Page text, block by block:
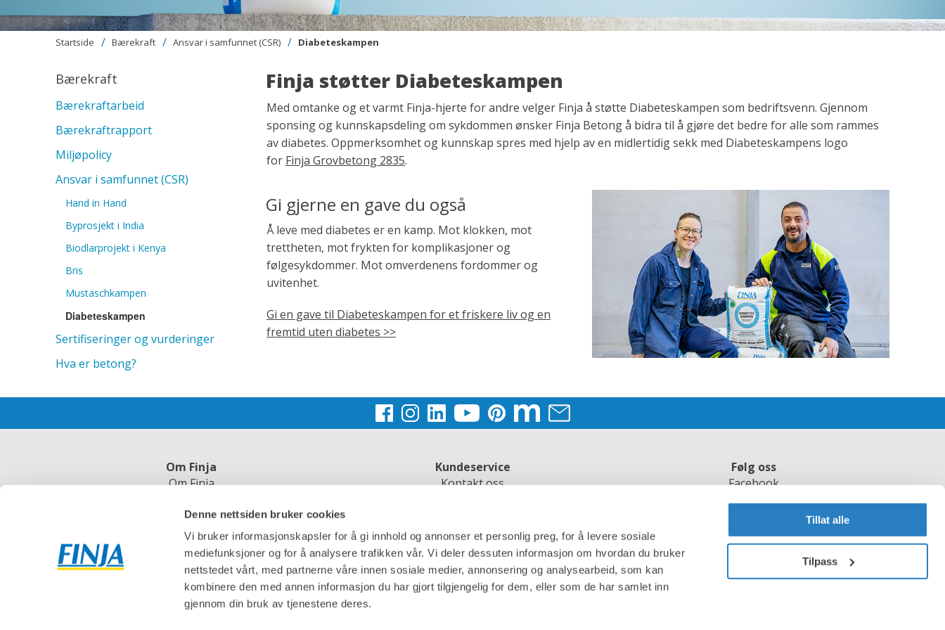
Denne nettsiden bruker cookies
Vi bruker informasjonskapsler for å gi innhold og annonser et personlig preg, for å levere sosiale
mediefunksjoner og for å analysere trafikken vår. Vi deler dessuten informasjon om hvordan du bruker
nettstedet vårt, med partnerne våre innen sosiale medier, annonsering og analysearbeid, som kan
kombinere den med annen informasjon du har gjort tilgjengelig for dem, eller som de har samlet inn
gjennom din bruk av tjenestene deres.
Tillat alle
Tilpass
Startside Bærekraft Ansvar i samfunnet (CSR) Diabeteskampen
Bærekraft
Bærekraftarbeid
Bærekraftrapport
Miljøpolicy
Ansvar i samfunnet (CSR)
Hand in Hand
Byprosjekt i India
Biodlarprojekt i Kenya
Bris
Mustaschkampen
Diabeteskampen
Sertifiseringer og vurderinger
Hva er betong?
Finja støtter Diabeteskampen
Med omtanke og et varmt Finja-hjerte for andre velger Finja å støtte Diabeteskampen som bedriftsvenn. Gjennom
sponsing og kunnskapsdeling om sykdommen ønsker Finja Betong å bidra til å gjøre det bedre for alle som rammes
av diabetes. Oppmerksomhet og kunnskap spres med hjelp av en midlertidig sekk med Diabeteskampens logo
for Finja Grovbetong 2835.
Gi gjerne en gave du også
Å leve med diabetes er en kamp. Mot klokken, mot
trettheten, mot frykten for komplikasjoner og
følgesykdommer. Mot omverdenens fordommer og
uvitenhet.
Gi en gave til Diabeteskampen for et friskere liv og en
fremtid uten diabetes >>
Om Finja
Om Finja
Bærekraft
Cookies
Kundeservice
Kontakt oss
Følg oss
Facebook
Instagram
Youtube